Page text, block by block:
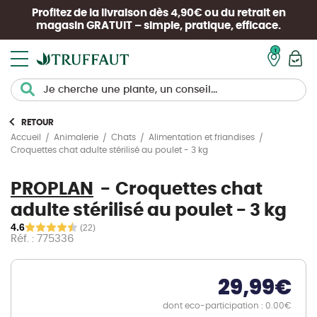
Profitez de la livraison dès 4,90€ ou du retrait en
magasin GRATUIT – simple, pratique, efficace.
RETOUR
Accueil
Animalerie Chats
Alimentation et friandises
Croquettes chat adulte stérilisé au poulet - 3 kg
PROPLAN
Croquettes chat
adulte stérilisé au poulet - 3 kg
4.6 (22)
Réf. : 775336
29,99€
dont eco-participation : 0.00€